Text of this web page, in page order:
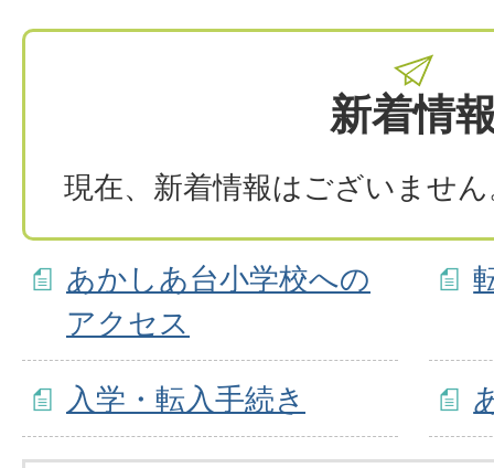
新着情
現在、新着情報はございませ
あかしあ台小学校への
アクセス
入学・転入手続き